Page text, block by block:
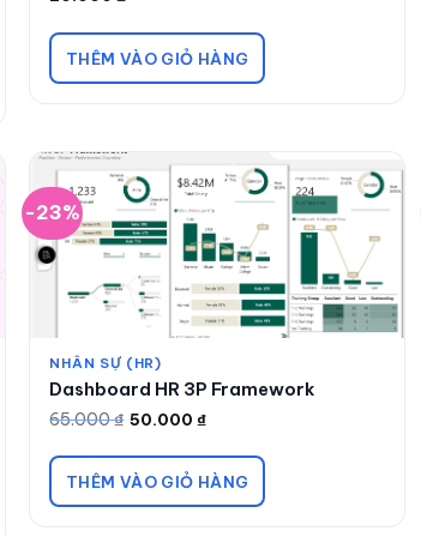
THÊM VÀO GIỎ HÀNG
-23%
NHÂN SỰ (HR)
Dashboard HR 3P Framework
65.000₫
Giá
là:
65.000 ₫.
50.000 ₫
Giá
tại
50.000 ₫.
THÊM VÀO GIỎ HÀNG